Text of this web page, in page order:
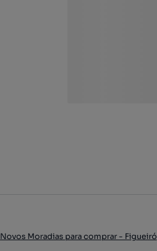
Novos Moradias para comprar - Figueiró